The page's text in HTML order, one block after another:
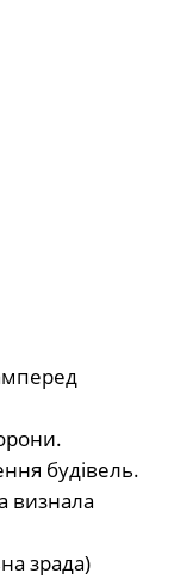
будівель.
визнала
зрада)